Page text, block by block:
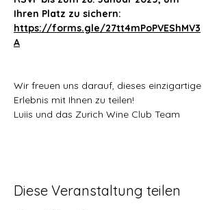
Ihren Platz zu sichern:
https://forms.gle/27tt4mPoPVEShMV3
A
Wir freuen uns darauf, dieses einzigartige
Erlebnis mit Ihnen zu teilen!
Luiis und das Zurich Wine Club Team
Diese Veranstaltung teilen